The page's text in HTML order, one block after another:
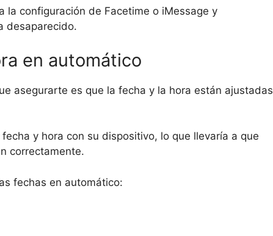
la configuración de Facetime o iMessage y
desaparecido.
en automático
asegurarte es que la fecha y la hora están ajustadas
y hora con su dispositivo, lo que llevaría a que
correctamente.
fechas en automático: